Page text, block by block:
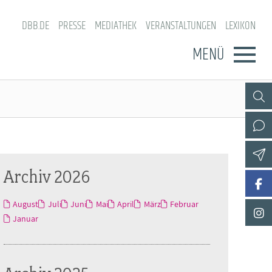
DBB.DE PRESSE MEDIATHEK VERANSTALTUNGEN LEXIKON
MENÜ
Archiv 2026
August Juli Juni Mai April März
Februar
Januar